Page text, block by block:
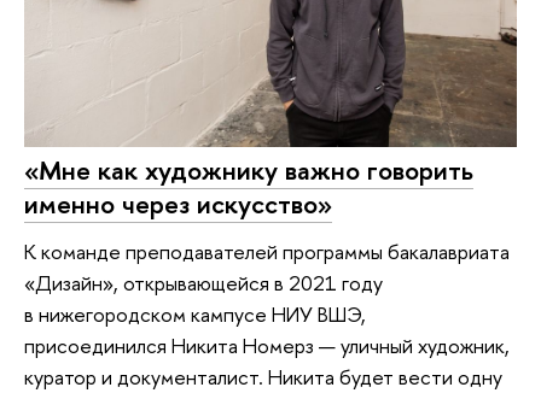
«Мне как художнику важно говорить
именно через искусство»
К команде преподавателей программы бакалавриата
«Дизайн», открывающейся в 2021 году
в нижегородском кампусе НИУ ВШЭ,
присоединился Никита Номерз — уличный художник,
куратор и документалист. Никита будет вести одну